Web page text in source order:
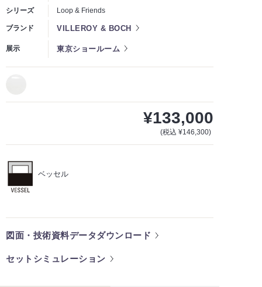
シリーズ
Loop & Friends
ブランド VILLEROY & BOCH
展示 東京ショールーム
¥133,000
(税込 ¥146,300)
ベッセル
図面・技術資料データダウンロード
セットシミュレーション